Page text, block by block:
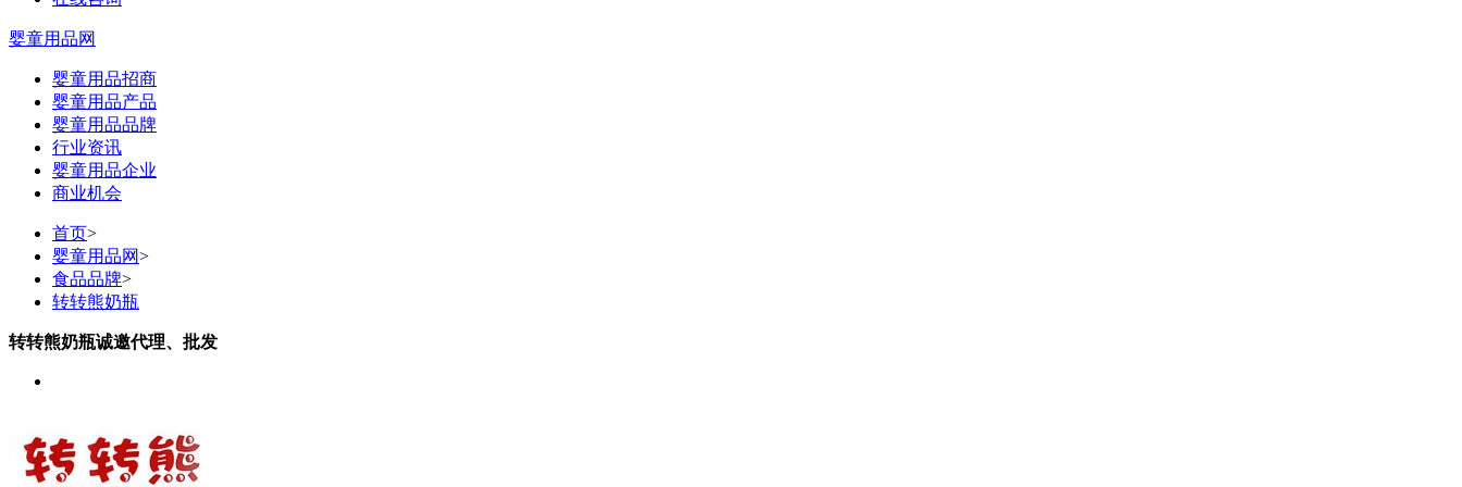
婴童用品网
婴童用品招商
婴童用品产品
婴童用品品牌
行业资讯
婴童用品企业
商业机会
首页>
婴童用品网>
食品品牌>
转转熊奶瓶
转转熊奶瓶诚邀代理、批发